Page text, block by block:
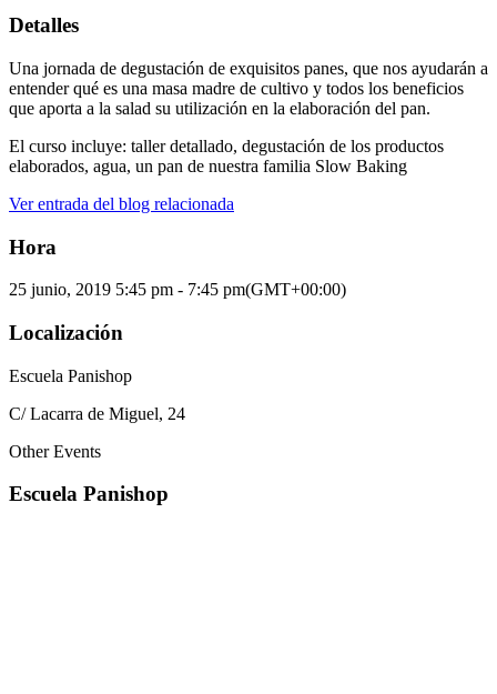
Detalles
Una jornada de degustación de exquisitos panes, que nos ayudarán a
entender qué es una masa madre de cultivo y todos los beneficios
que aporta a la salad su utilización en la elaboración del pan.
El curso incluye: taller detallado, degustación de los productos
elaborados, agua, un pan de nuestra familia Slow Baking
Ver entrada del blog relacionada
Hora
25 junio, 2019 5:45 pm - 7:45 pm(GMT+00:00)
Localización
Escuela Panishop
C/ Lacarra de Miguel, 24
Other Events
Escuela Panishop